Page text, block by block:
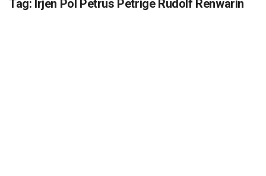
Tag: Irjen Pol Petrus Petrige Rudolf Renwarin